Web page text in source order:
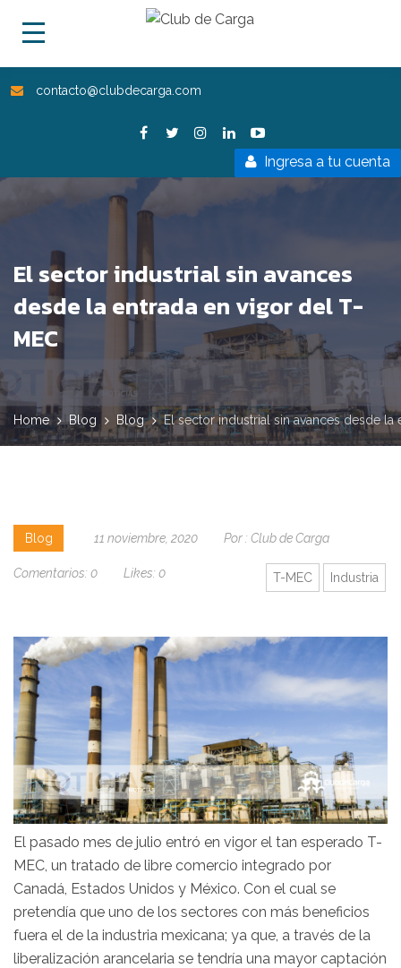
contacto@clubdecarga.com
Ingresa a tu cuenta
El sector industrial sin avances
desde la entrada en vigor del T-
MEC
Home Blog Blog El sector industrial sin avances desde la
Blog 11 noviembre, 2020 Por : Club de Carga
Comentarios: 0 Likes: 0 Industria
T-MEC
El pasado mes de julio entró en vigor el tan esperado T-
MEC, un tratado de libre comercio integrado por
Canadá, Estados Unidos y México. Con el cual se
pretendía que uno de los sectores con más beneficios
fuera el de la industria mexicana; ya que, a través de la
liberalización arancelaria se tendría una mayor captación